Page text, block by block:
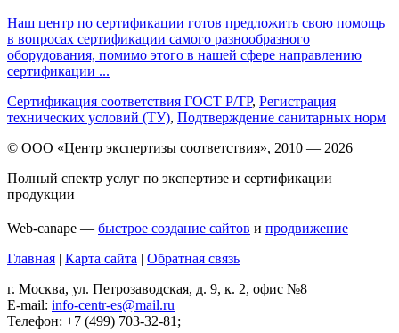
Наш центр по сертификации готов предложить свою помощь
в вопросах сертификации самого разнообразного
оборудования, помимо этого в нашей сфере направлению
сертификации ...
Сертификация соответствия ГОСТ Р/ТР, Регистрация
технических условий (ТУ), Подтверждение санитарных норм
© ООО «Центр экспертизы соответствия», 2010 — 2026
Полный спектр услуг по экспертизе и сертификации
продукции
Web-canape — быстрое создание сайтов и продвижение
Главная | Карта сайта | Обратная связь
г. Москва, ул. Петрозаводская, д. 9, к. 2, офис №8
E-mail: info-centr-es@mail.ru
Телефон: +7 (499) 703-32-81;